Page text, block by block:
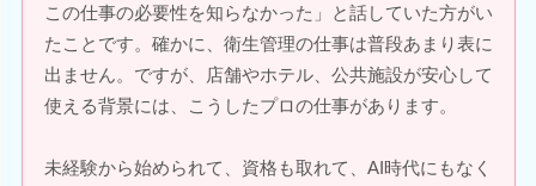
この仕事の必要性を知らなかった」と話していた方がい
たことです。確かに、衛生管理の仕事は普段あまり表に
出ません。ですが、店舗やホテル、公共施設が安心して
使える背景には、こうしたプロの仕事があります。
未経験から始められて、資格も取れて、AI時代にもなく